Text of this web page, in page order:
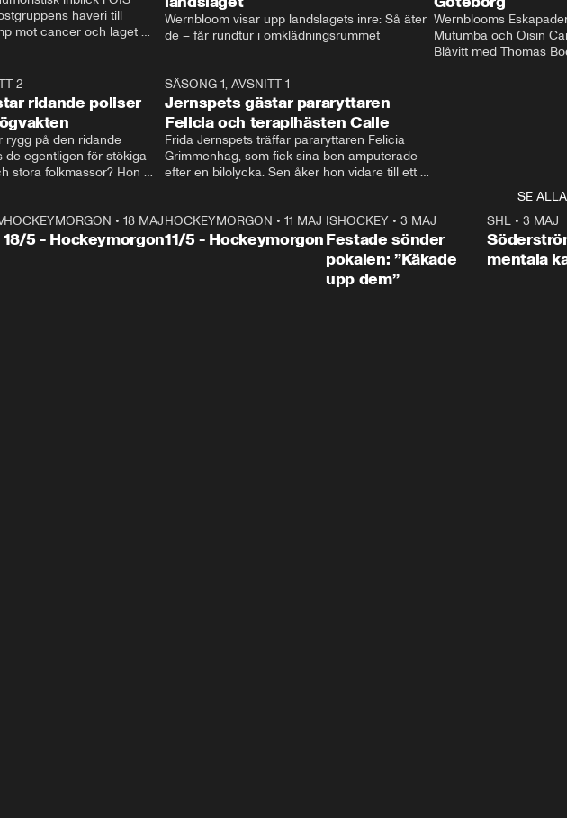
haveri till
mot cancer och laget
Wernbloom visar upp landslagets inre: Så äter
de – får rundtur i omklädningsrummet
Wernblooms
Mutumba och Oisin
Blåvitt med Thomas
2
ridande poliser
rygg på den ridande
de egentligen för stökiga
stora folkmassor? Hon
SÄSONG 1, AVSNITT 1
Jernspets gästar pararyttaren
Felicia och terapihästen Calle
Frida Jernspets träffar pararyttaren Felicia
Grimmenhag, som fick sina ben amputerade
efter en bilolycka. Sen åker hon vidare till ett
SE ALLA
HOCKEYMORGON • 18 MAJ
18/5 - Hockeymorgon
HOCKEYMORGON • 11 MAJ
11/5 - Hockeymorgon
0:22
ISHOCKEY •3 MAJ
Festade sönder
pokalen: ”Käkade
upp dem”
SHL •3 MAJ
mentala